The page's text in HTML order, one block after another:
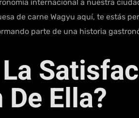
internacional a nuestra
de carne Wagyu aquí, te estás
parte de una historia
Ella?